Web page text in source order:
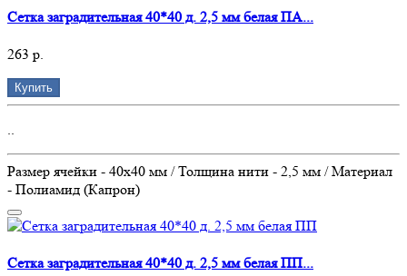
Сетка заградительная 40*40 д. 2,5 мм белая ПА...
263 р.
Купить
..
Размер ячейки - 40х40 мм / Толщина нити - 2,5 мм / Материал
- Полиамид (Капрон)
Сетка заградительная 40*40 д. 2,5 мм белая ПП...